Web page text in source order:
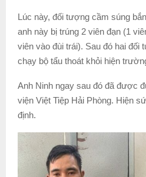
Lúc này, đối tượng cầm súng
anh này bị trúng 2 viên đạn (1
viên vào đùi trái). Sau đó hai đối
chạy bộ tẩu thoát khỏi hiện
Anh Ninh ngay sau đó đã được
viện Việt Tiệp Hải Phòng. Hiện
định.